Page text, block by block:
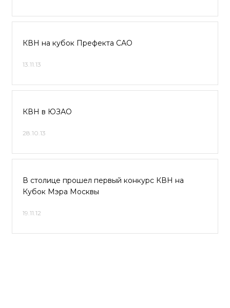
КВН на кубок Префекта САО
13.11.13
КВН в ЮЗАО
28.10.13
В столице прошел первый конкурс КВН на
Кубок Мэра Москвы
19.11.12